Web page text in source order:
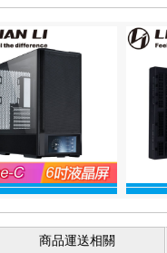
商品運送相關